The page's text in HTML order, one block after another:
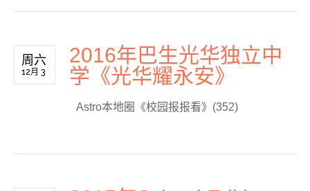
周六
12月 3
2016年巴生光华独立中
学《光华耀永安》
Astro本地圈《校园报报看》(352)